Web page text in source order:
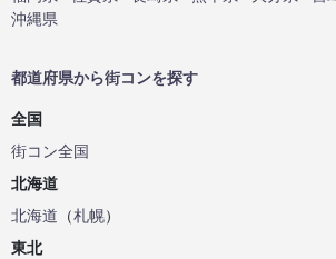
沖縄県
都道府県から街コンを探す
全国
街コン全国
北海道
北海道 （札幌）
東北